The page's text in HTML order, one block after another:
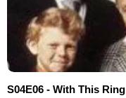
S04E06 - With This Ring